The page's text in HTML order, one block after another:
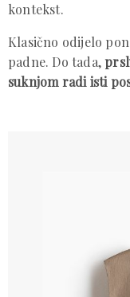
kontekst.
Klasično odijelo
padne. Do tada,
suknjom radi isti